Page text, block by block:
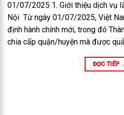
01/07/2025 1. Giới thiệu dịch vụ
Nội Từ ngày 01/07/2025, Việt
định hành chính mới, trong đó
chia cấp quận/huyện mà được
ĐỌC TIẾP